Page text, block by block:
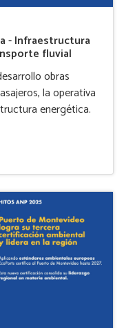
- Infraestructura
fluvial
obras
la operativa
energética.